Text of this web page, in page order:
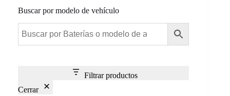
Buscar por modelo de vehículo
Filtrar productos
Cerrar